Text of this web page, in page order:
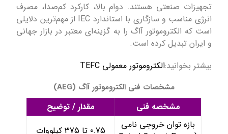
تجهیزات صنعتی هستند. دوام بالا، کارکرد کم‌صدا، مصرف
انرژی مناسب و سازگاری با استاندارد IEC از مهم‌ترین دلایلی
است که الکتروموتور آاگ را به گزینه‌ای معتبر در بازار جهانی
و ایران تبدیل کرده است.
بیشتر بخوانید:الکتروموتور معمولی TEFC
مشخصات فنی الکتروموتور آاگ (AEG)
مشخصه فنی
مقدار / توضیح
بازه توان خروجی نامی
0.75 تا 375 کیلووات